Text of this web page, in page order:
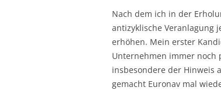
Nach dem ich in der
antizyklische Veranlagung
erhöhen. Mein erster
Unternehmen immer noch
insbesondere der Hinweis
gemacht Euronav mal